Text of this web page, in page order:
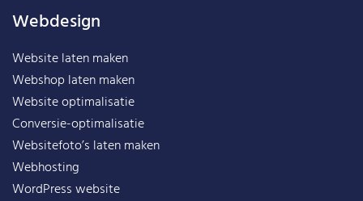
Webdesign
Website laten maken
Webshop laten maken
Website optimalisatie
Conversie-optimalisatie
Websitefoto’s laten maken
Webhosting
WordPress website